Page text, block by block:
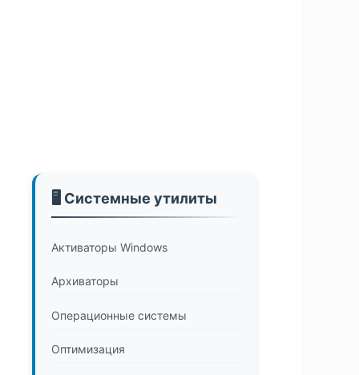
🖥️ Системные утилиты
Активаторы Windows
Архиваторы
Операционные системы
Оптимизация